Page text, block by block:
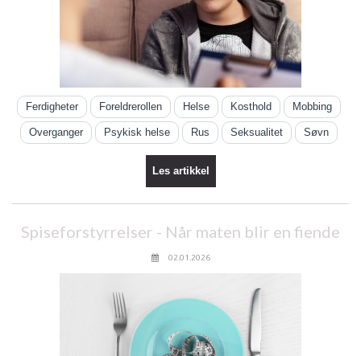
Ferdigheter Foreldrerollen Helse Kosthold Mobbing
Overganger Psykisk helse Rus Seksualitet Søvn
Les artikkel
Spiseforstyrrelser - Når maten blir en fiende
02.01.2026